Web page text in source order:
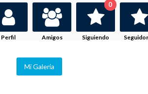
Perfil Amigos Siguiendo
0
Mi Galeria